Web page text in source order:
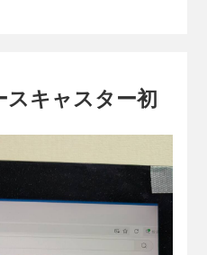
スキャスター初